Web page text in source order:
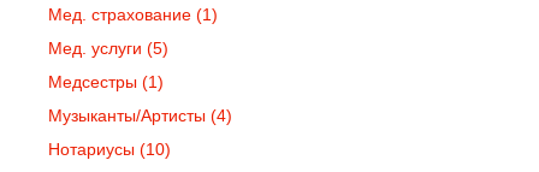
Мед. страхование (1)
Мед. услуги (5)
Медсестры (1)
Музыканты/Артисты (4)
Нотариусы (10)